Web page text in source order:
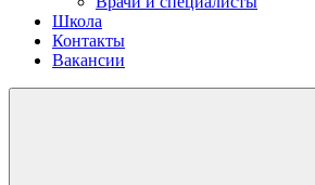
Школа
Контакты
Вакансии